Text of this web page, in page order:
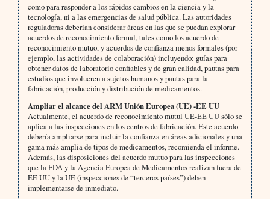
como para responder a los rápidos cambios en la ciencia y la
tecnología, ni a las emergencias de salud pública. Las autoridades
reguladoras deberían considerar áreas en las que se puedan explorar
acuerdos de reconocimiento formal, tales como los acuerdo de
reconocimiento mutuo, y acuerdos de confianza menos formales (por
ejemplo, las actividades de colaboración) incluyendo: guías para
obtener datos de laboratorio confiables y de gran calidad, pautas para
estudios que involucren a sujetos humanos y pautas para la
fabricación, producción y distribución de medicamentos.
Ampliar el alcance del ARM Unión Europea (UE) -EE UU
Actualmente, el acuerdo de reconocimiento mutul UE-EE UU sólo se
aplica a las inspecciones en los centros de fabricación. Este acuerdo
debería ampliarse para incluir la confianza en áreas adicionales y una
gama más amplia de tipos de medicamentos, recomienda el informe.
Además, las disposiciones del acuerdo mutuo para las inspecciones
que la FDA y la Agencia Europea de Medicamentos realizan fuera de
EE UU y la UE (inspecciones de “terceros países”) deben
implementarse de inmediato.